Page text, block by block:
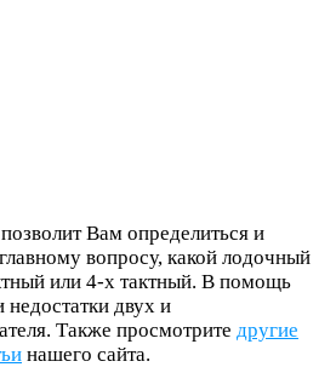
Вам определиться и
вопросу, какой лодочный
или 4-х тактный. В помощь
двух и
Также просмотрите другие
нашего сайта.